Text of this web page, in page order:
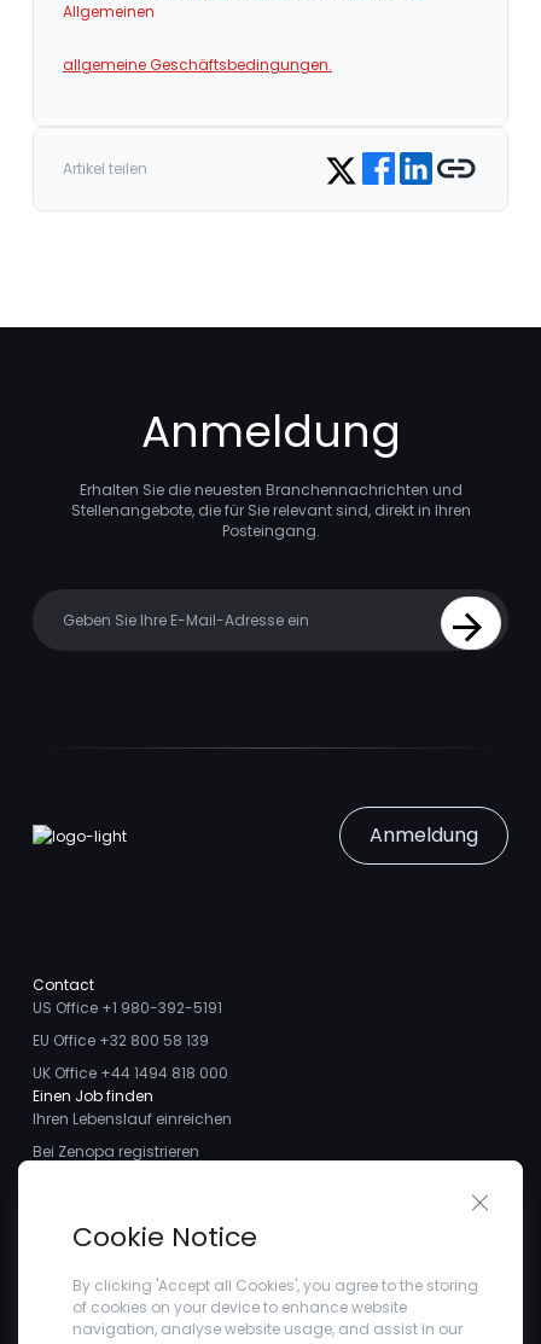
Allgemeinen
allgemeine Geschäftsbedingungen.
Artikel teilen Share on Twitter
Share on Facebook
Share on LinkedIn
Copy link
Anmeldung
Erhalten Sie die neuesten Branchennachrichten und
Stellenangebote, die für Sie relevant sind, direkt in Ihren
Posteingang.
Sign Up
Anmeldung
Contact
US Office +1 980-392-5191
EU Office +32 800 58 139
UK Office +44 1494 818 000
Einen Job finden
Ihren Lebenslauf einreichen
Bei Zenopa registrieren
Treffen Sie das Team
Kundenstimmen
Blogs
Unternehmen
Cookie Notice
By clicking 'Accept all Cookies', you agree to the storing
of cookies on your device to enhance website
navigation, analyse website usage, and assist in our
Close